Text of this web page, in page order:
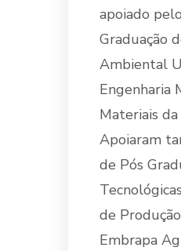
apoiado
Graduação
Ambiental
Engenharia
Materiais
Apoiaram
de Pós
de
Embrapa